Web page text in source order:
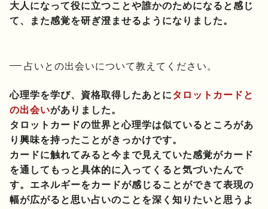
大人になって役に立つことや誰かのためになると感じ
て、また感覚を研ぎ澄ませるようになりました。
占いとの出会いについて教えてください。
心理学を学び、資格取得したあとにタロットカードと
の出会いがありました。
タロットカードの世界と心理学は似ているところがあ
り興味を持ったことがきっかけです。
カードに触れてみると今まで見えていた感覚がカード
を通してもっと具体的に入ってくると気づいたんで
す。エネルギーをカードが感じることができて表現の
幅が広がると思い占いのことを深く知りたいと思うよ